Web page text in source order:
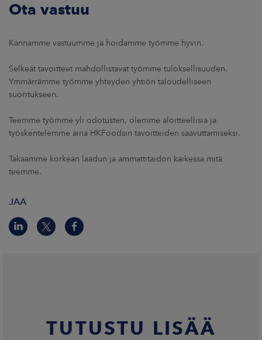
Ota vastuu
Kannamme vastuumme ja hoidamme työmme hyvin.
Selkeät tavoitteet mahdollistavat työmme tuloksellisuuden.
Ymmärrämme työmme yhteyden yhtiön taloudelliseen
suoritukseen.
Teemme työmme yli odotusten, olemme aloitteellisia ja
työskentelemme aina HKFoodsin tavoitteiden saavuttamiseksi.
Takaamme korkean laadun ja ammattitaidon kaikessa mitä
teemme.
JAA
TUTUSTU LISÄÄ